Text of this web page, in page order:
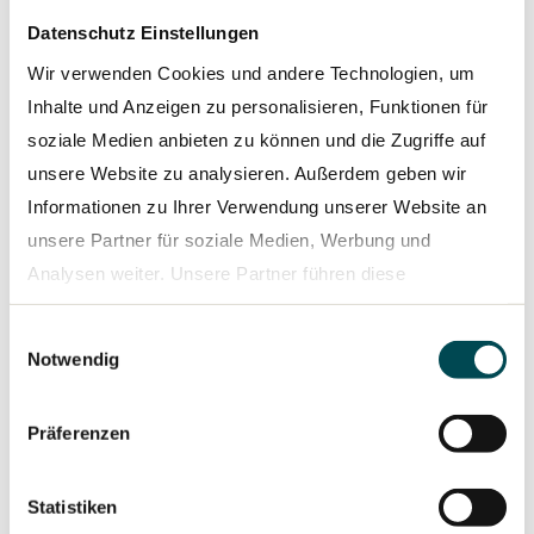
Datenschutz Einstellungen
Wir verwenden Cookies und andere Technologien, um
Inhalte und Anzeigen zu personalisieren, Funktionen für
soziale Medien anbieten zu können und die Zugriffe auf
unsere Website zu analysieren. Außerdem geben wir
Informationen zu Ihrer Verwendung unserer Website an
unsere Partner für soziale Medien, Werbung und
Analysen weiter. Unsere Partner führen diese
Informationen möglicherweise mit weiteren Daten
zusammen, die Sie ihnen bereitgestellt haben oder die
sie im Rahmen Ihrer Nutzung der Dienste gesammelt
Notwendig
Präferenzen
Statistiken
Head of External Communications
T +49 170 2250016
sacha.klingner@traton.com
Matthias Karpstein
Business Media Relations
T +49 172 3603071
matthias.karpstein@traton.com
Hanauer Straße 26 / 80992 München / Deutschland
Die TRATON SE als konzernleitende Holding der